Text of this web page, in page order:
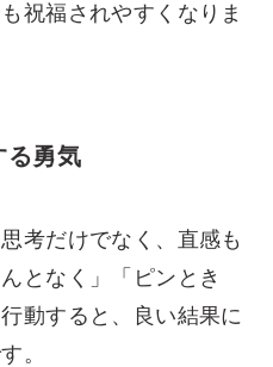
祝福されやすくなりま
る勇気
考だけでなく、直感も
となく」「ピンとき
動すると、良い結果に
。